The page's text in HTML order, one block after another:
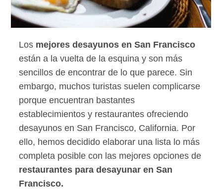
Los mejores desayunos en San Francisco
están a la vuelta de la esquina y son más
sencillos de encontrar de lo que parece. Sin
embargo, muchos turistas suelen complicarse
porque encuentran bastantes
establecimientos y restaurantes ofreciendo
desayunos en San Francisco, California. Por
ello, hemos decidido elaborar una lista lo más
completa posible con las mejores opciones de
restaurantes para desayunar en San
Francisco.